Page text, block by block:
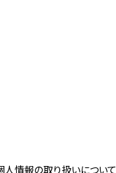
人情報の取り扱いについて